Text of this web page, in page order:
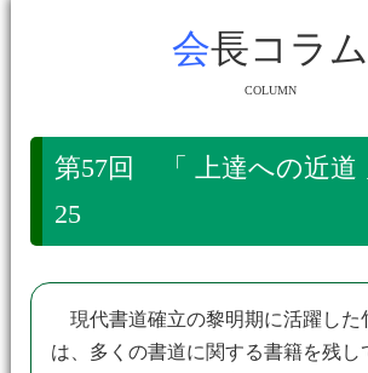
会長コラム
COLUMN
第57回 「 上達への近道
25
現代書道確立の黎明期に活躍した
は、多くの書道に関する書籍を残し